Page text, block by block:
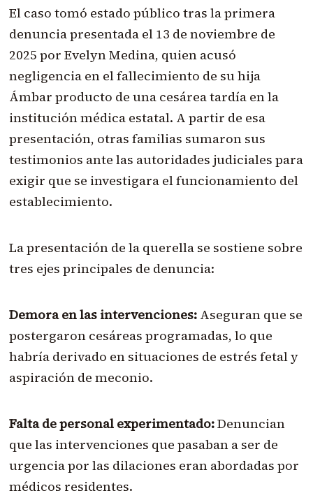
El caso tomó estado público tras la primera
denuncia presentada el 13 de noviembre de
2025 por Evelyn Medina, quien acusó
negligencia en el fallecimiento de su hija
Ámbar producto de una cesárea tardía en la
institución médica estatal. A partir de esa
presentación, otras familias sumaron sus
testimonios ante las autoridades judiciales para
exigir que se investigara el funcionamiento del
establecimiento.
La presentación de la querella se sostiene sobre
tres ejes principales de denuncia:
Demora en las intervenciones:Aseguran que se
postergaron cesáreas programadas, lo que
habría derivado en situaciones de estrés fetal y
aspiración de meconio.
Falta de personal experimentado:Denuncian
que las intervenciones que pasaban a ser de
urgencia por las dilaciones eran abordadas por
médicos residentes.